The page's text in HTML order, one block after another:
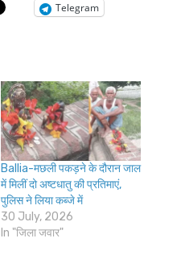
Telegram
Ballia-मछली पकड़ने के दौरान जाल
में मिलीं दो अष्टधातु की प्रतिमाएं,
पुलिस ने लिया कब्जे में
30 July, 2026
In "जिला जवार"